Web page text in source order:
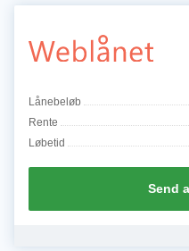
Lånebeløb
Rente
Løbetid
Send